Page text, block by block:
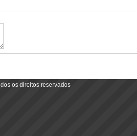
os direitos reservados